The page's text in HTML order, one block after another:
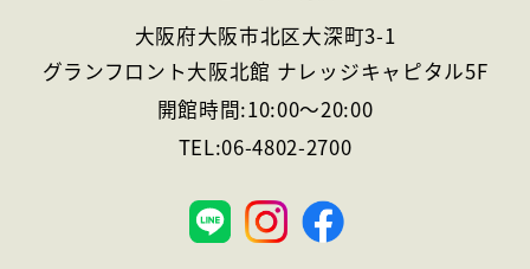
大阪府大阪市北区大深町3-1
グランフロント大阪北館 ナレッジキャピタル5F
開館時間:10:00～20:00
TEL:06-4802-2700
大
阪